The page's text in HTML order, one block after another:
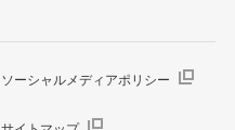
ソーシャルメディアポリシー